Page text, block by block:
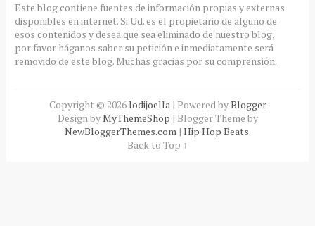
Este blog contiene fuentes de información propias y externas
disponibles en internet. Si Ud. es el propietario de alguno de
esos contenidos y desea que sea eliminado de nuestro blog,
por favor háganos saber su petición e inmediatamente será
removido de este blog. Muchas gracias por su comprensión.
Copyright © 2026 lodijoella| Powered byBlogger
Design byMyThemeShop | Blogger Theme by
NewBloggerThemes.com| Hip Hop Beats.
Back to Top ↑